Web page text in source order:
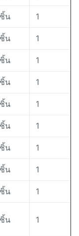
ชิ้น 1
ชิ้น 1
ชิ้น 1
ชิ้น 1
ชิ้น 1
ชิ้น 1
ชิ้น 1
ชิ้น 1
ชิ้น 1
ชิ้น 1